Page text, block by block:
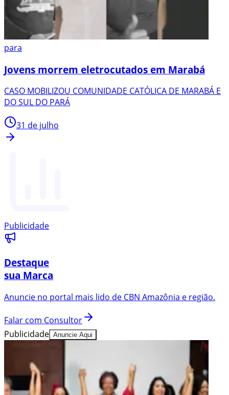
para
Jovens morrem eletrocutados em Marabá
CASO MOBILIZOU COMUNIDADE CATÓLICA DE MARABÁ E
DO SUL DO PARÁ
31 de julho
Publicidade
Destaque
sua Marca
Anuncie no portal mais lido de CBN Amazônia e região.
Falar com Consultor
Publicidade Anuncie Aqui